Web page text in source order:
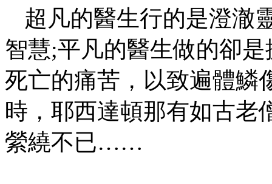
超凡的醫生行的是澄澈
智慧;平凡的醫生做的卻
死亡的痛苦，以致遍體鱗
時，耶西達頓那有如古老
縈繞不已……